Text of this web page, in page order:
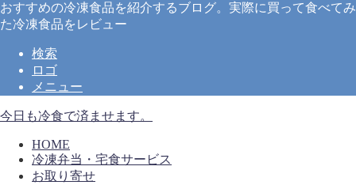
おすすめの冷凍食品を紹介するブログ。実際に買って食べてみ
た冷凍食品をレビュー
検索
ロゴ
メニュー
今日も冷食で済ませます。
HOME
冷凍弁当・宅食サービス
お取り寄せ